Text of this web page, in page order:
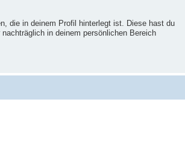
die in deinem Profil hinterlegt ist. Diese hast du
in deinem persönlichen Bereich